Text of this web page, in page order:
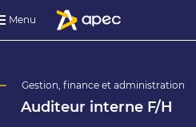
Menu
Gestion, finance et administration
Auditeur interne F/H